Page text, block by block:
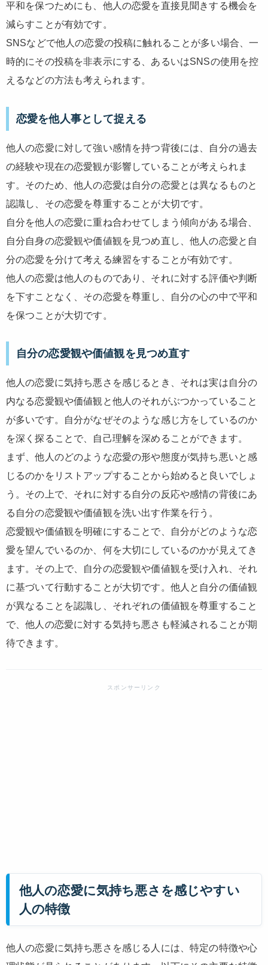
平和を保つためにも、他人の恋愛を直接見聞きする機会を
減らすことが有効です。
SNSなどで他人の恋愛の投稿に触れることが多い場合、一
時的にその投稿を非表示にする、あるいはSNSの使用を控
えるなどの方法も考えられます。
恋愛を他人事として捉える
他人の恋愛に対して強い感情を持つ背後には、自分の過去
の経験や現在の恋愛観が影響していることが考えられま
す。そのため、他人の恋愛は自分の恋愛とは異なるものと
認識し、その恋愛を尊重することが大切です。
自分を他人の恋愛に重ね合わせてしまう傾向がある場合、
自分自身の恋愛観や価値観を見つめ直し、他人の恋愛と自
分の恋愛を分けて考える練習をすることが有効です。
他人の恋愛は他人のものであり、それに対する評価や判断
を下すことなく、その恋愛を尊重し、自分の心の中で平和
を保つことが大切です。
自分の恋愛観や価値観を見つめ直す
他人の恋愛に気持ち悪さを感じるとき、それは実は自分の
内なる恋愛観や価値観と他人のそれがぶつかっていること
が多いです。自分がなぜそのような感じ方をしているのか
を深く探ることで、自己理解を深めることができます。
まず、他人のどのような恋愛の形や態度が気持ち悪いと感
じるのかをリストアップすることから始めると良いでしょ
う。その上で、それに対する自分の反応や感情の背後にあ
る自分の恋愛観や価値観を洗い出す作業を行う。
恋愛観や価値観を明確にすることで、自分がどのような恋
愛を望んでいるのか、何を大切にしているのかが見えてき
ます。その上で、自分の恋愛観や価値観を受け入れ、それ
に基づいて行動することが大切です。他人と自分の価値観
が異なることを認識し、それぞれの価値観を尊重すること
で、他人の恋愛に対する気持ち悪さも軽減されることが期
待できます。
他人の恋愛に気持ち悪さを感じやすい
人の特徴
他人の恋愛に気持ち悪さを感じる人には、特定の特徴や心